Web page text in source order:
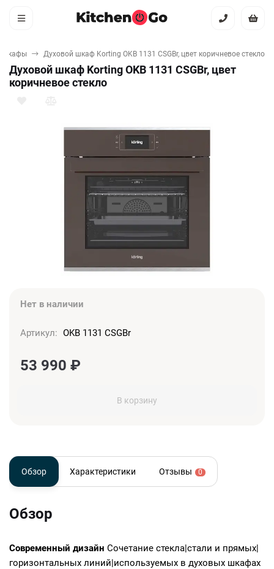
шкафы Духовой шкаф Korting OKB 1131 CSGBr, цвет коричневое стекло
Духовой шкаф Korting OKB 1131 CSGBr, цвет
коричневое стекло
Нет в наличии
Артикул: OKB 1131 CSGBr
53 990 ₽
В корзину
Обзор Характеристики Отзывы 0
Обзор
Современный дизайн Сочетание стекла|стали и прямых|
горизонтальных линий|используемых в духовых шкафах